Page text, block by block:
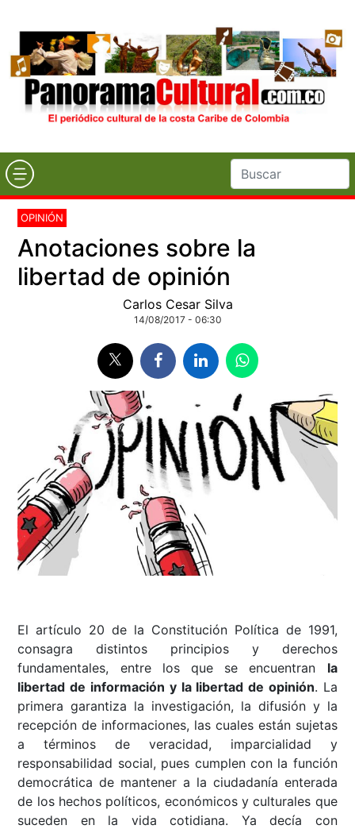
OPINIÓN
Anotaciones sobre la
libertad de opinión
Carlos Cesar Silva
14/08/2017 - 06:30
El artículo 20 de la Constitución Política de 1991,
consagra distintos principios y derechos
fundamentales, entre los que se encuentran la
libertad de información y la libertad de opinión. La
primera garantiza la investigación, la difusión y la
recepción de informaciones, las cuales están sujetas
a términos de veracidad, imparcialidad y
responsabilidad social, pues cumplen con la función
democrática de mantener a la ciudadanía enterada
de los hechos políticos, económicos y culturales que
suceden en la vida cotidiana. Ya decía con